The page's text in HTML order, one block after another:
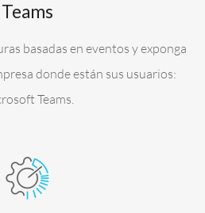
Teams
basadas en eventos y exponga
donde están sus usuarios:
Teams.